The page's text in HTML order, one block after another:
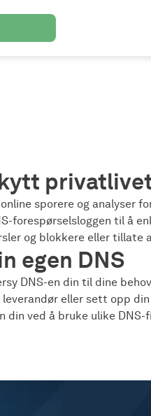
sporere og analyser
forespørselsloggen til å
og blokkere eller tillate
egen DNS
DNS-en din til dine
eller sett opp din
din ved å bruke ulike DNS-